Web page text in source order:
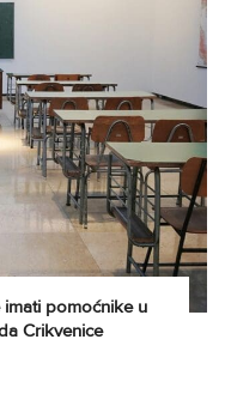
pomoćnike u
Crikvenice